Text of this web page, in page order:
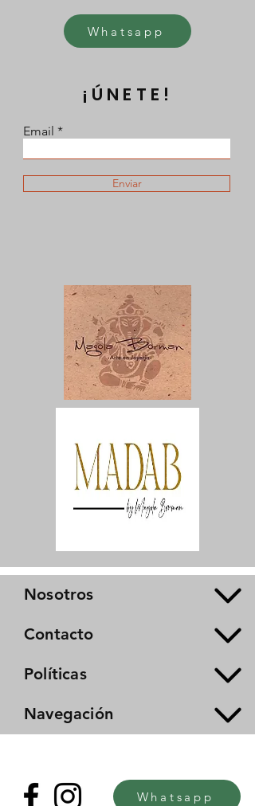
Whatsapp
¡ÚNETE!
Email
Enviar
Nosotros
Contacto
Políticas
Navegación
Whatsapp